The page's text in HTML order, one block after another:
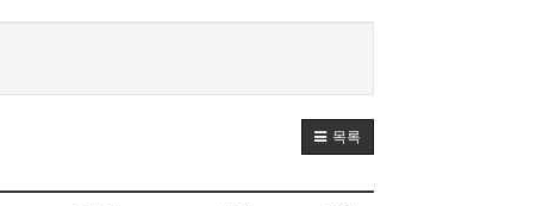
목록